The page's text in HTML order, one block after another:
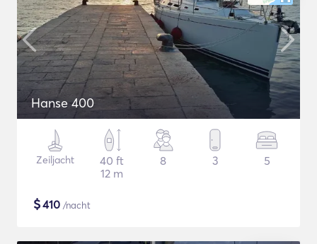
Hanse 400
Zeiljacht
40 ft
12 m
8 3 5
$410 /nacht